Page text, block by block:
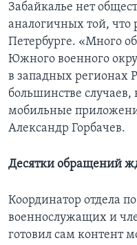
Забайкалье нет
аналогичных той, что
Петербурге. «Много
Южного военного
в западных регионах
большинстве
мобильные
Александр Горбачев.
Десятки обращений
Координатор отдела
военнослужащих и
готовил сам контент